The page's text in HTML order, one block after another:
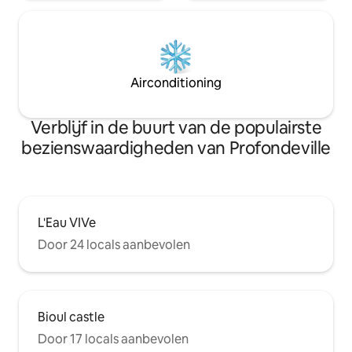
Airconditioning
Verblijf in de buurt van de populairste
bezienswaardigheden van Profondeville
L'Eau VIVe
Door 24 locals aanbevolen
Bioul castle
Door 17 locals aanbevolen